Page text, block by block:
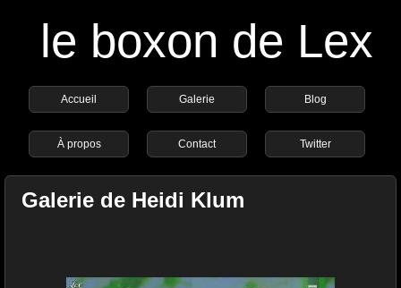
le boxon de Lex
Accueil Galerie Blog
À propos Contact Twitter
Galerie de Heidi Klum